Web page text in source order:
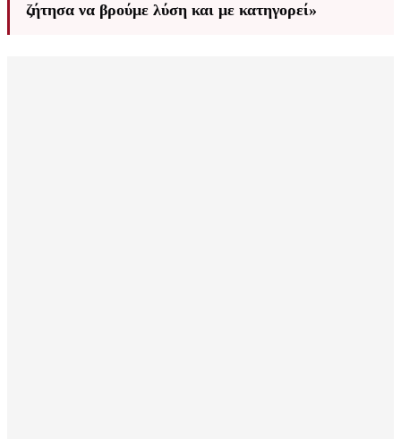
ζήτησα να βρούμε λύση και με κατηγορεί»